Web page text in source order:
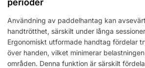
perioder
Användning av paddelhantag kan
handtrötthet, särskilt under långa
Ergonomiskt utformade handtag fördelar
över handen, vilket minimerar
områden. Denna funktion är särskilt